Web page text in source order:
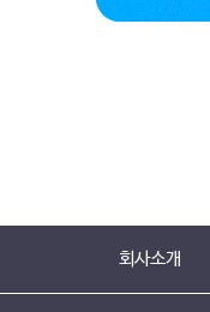
회사소개